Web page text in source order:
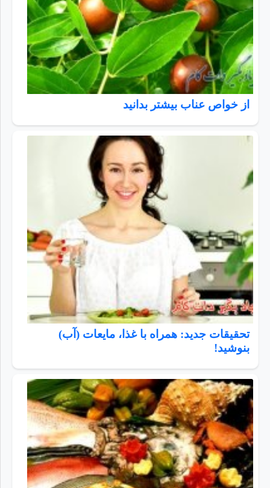
از خواص عناب بیشتر بدانید
تحقیقات جدید: همراه با غذا، مایعات (آب)
بنوشید!